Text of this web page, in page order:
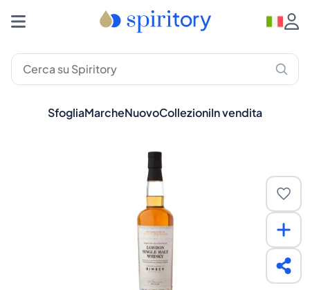
SfogliaMarcheNuovoCollezioniIn vendita